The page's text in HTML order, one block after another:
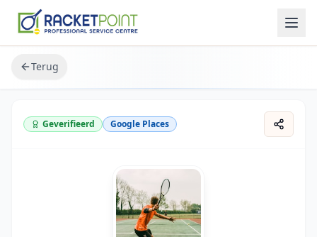
Terug
Geverifieerd Google Places